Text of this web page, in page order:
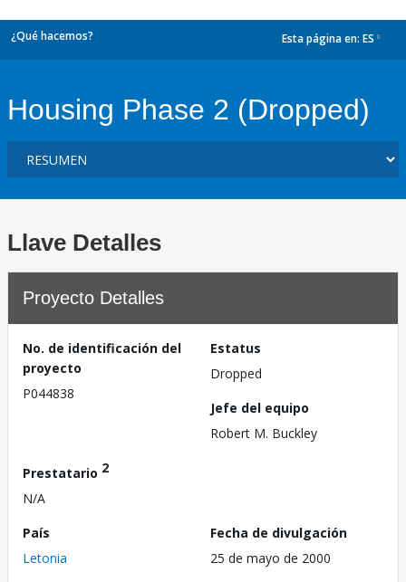
¿Qué hacemos? Esta página en: ES
Housing Phase 2 (Dropped)
Llave Detalles
Proyecto Detalles
No. de identificación del
proyecto
P044838
Estatus
Dropped
Jefe del equipo
Robert M. Buckley
Prestatario 2
N/A
País
Letonia
Fecha de divulgación
25 de mayo de 2000